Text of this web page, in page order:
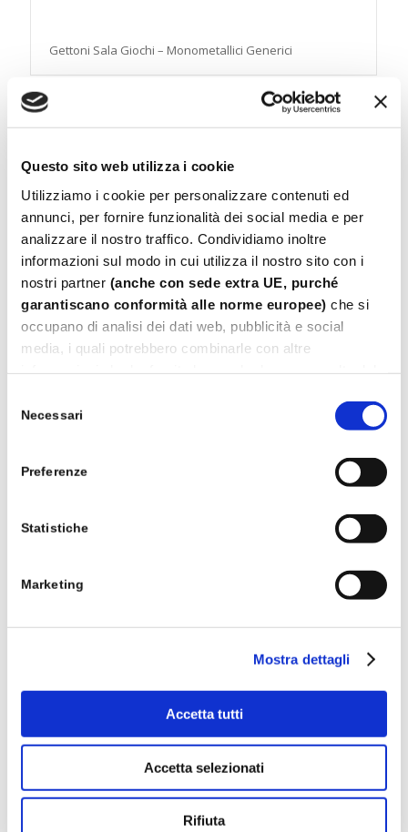
Questo sito web utilizza i cookie
Utilizziamo i cookie per personalizzare contenuti ed
annunci, per fornire funzionalità dei social media e per
analizzare il nostro traffico. Condividiamo inoltre
informazioni sul modo in cui utilizza il nostro sito con i
nostri partner (anche con sede extra UE, purché
garantiscano conformità alle norme europee) che si
occupano di analisi dei dati web, pubblicità e social
media, i quali potrebbero combinarle con altre
LeggiCookie Policy.
delNecessari
Preferenze
Statistiche
Marketing
Mostra dettagli
Accetta tutti
Accetta selezionati
Rifiuta
Gettoni Sala Giochi – Monometallici Generici